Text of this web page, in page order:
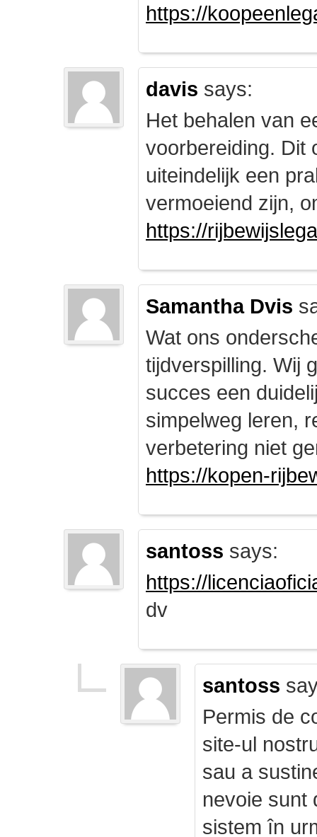
https://
davis says:
Het behalen van
voorbereiding. Dit
uiteindelijk een
vermoeiend zijn,
https://
Samantha Dvis
Wat ons
tijdverspilling. Wij
succes een
simpelweg leren,
verbetering niet
https://kopen-
santoss says:
https://
dv
santoss
Permis de
site-ul
sau a
nevoie sunt
sistem în